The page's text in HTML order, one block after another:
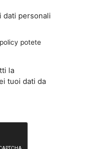
dati personali
potete
la
tuoi dati da